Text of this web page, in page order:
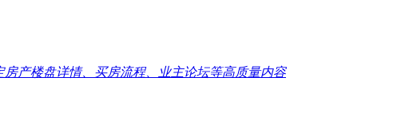
产楼盘详情、买房流程、业主论坛等高质量内容